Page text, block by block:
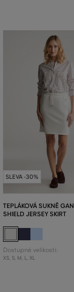
SLEVA -30%
TEPLÁKOVÁ SUKNĚ
SHIELD JERSEY SKIRT
Dostupné velikosti:
XS, S, M, L, XL